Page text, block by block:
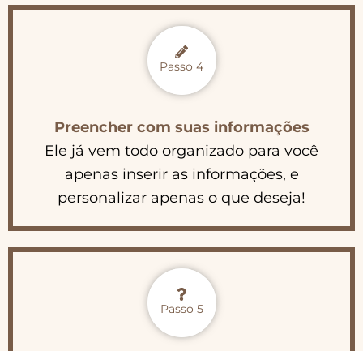
Passo 4
Preencher com suas informações
Ele já vem todo organizado para você
apenas inserir as informações, e
personalizar apenas o que deseja!
Passo 5